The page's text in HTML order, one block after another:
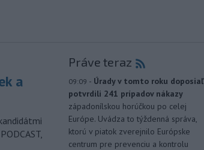
a
Práve teraz
09:09 - Úrady v tomto roku doposiaľ
potvrdili 241 prípadov nákazy
západonílskou horúčkou po celej
Európe. Uvádza to týždenná správa,
ktorú v piatok zverejnilo Európske
centrum pre prevenciu a kontrolu